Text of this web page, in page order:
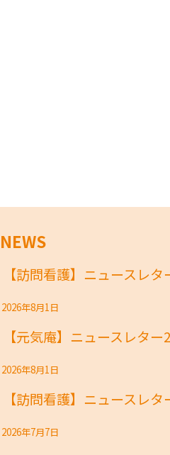
NEWS
【訪問看護】ニュースレ
2026年8月1日
【元気庵】ニュースレタ
2026年8月1日
【訪問看護】ニュースレ
2026年7月7日